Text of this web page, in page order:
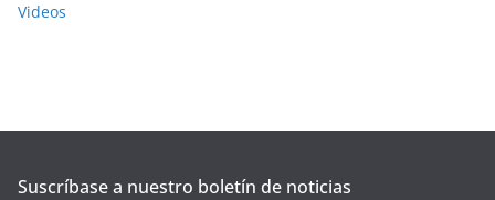
Videos
Suscríbase a nuestro boletín de noticias